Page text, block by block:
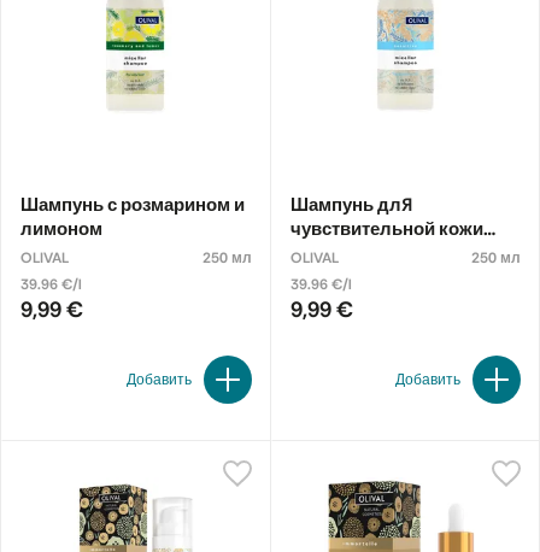
Шампунь с розмарином и
лимоном
OLIVAL
250 мл
39.96 €/l
9,99 €
Добавить
Шампунь для
чувствительной кожи
головы
OLIVAL
250 мл
39.96 €/l
9,99 €
Добавить